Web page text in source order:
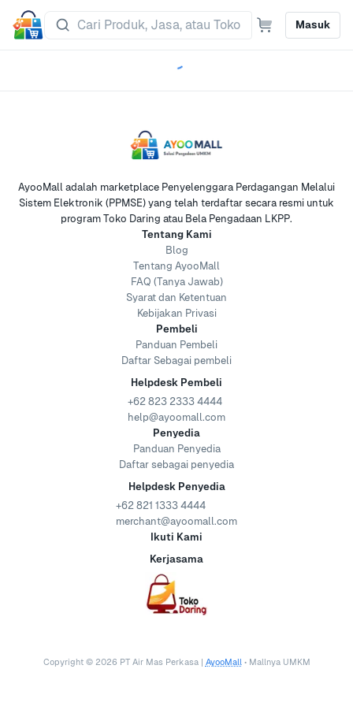
Masuk
AyooMall adalah marketplace Penyelenggara Perdagangan Melalui
Sistem Elektronik (PPMSE) yang telah terdaftar secara resmi untuk
program Toko Daring atau Bela Pengadaan LKPP.
Tentang Kami
Blog
Tentang AyooMall
FAQ (Tanya Jawab)
Syarat dan Ketentuan
Kebijakan Privasi
Pembeli
Panduan Pembeli
Daftar Sebagai pembeli
Helpdesk Pembeli
+62 823 2333 4444
help@ayoomall.com
Penyedia
Panduan Penyedia
Daftar sebagai penyedia
Helpdesk Penyedia
+62 821 1333 4444
merchant@ayoomall.com
Ikuti Kami
Kerjasama
Copyright © 2026 PT Air Mas Perkasa | AyooMall • Mallnya UMKM